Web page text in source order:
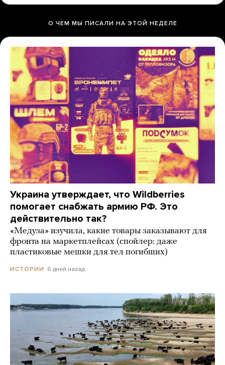
О ЧЕМ МЫ ПИСАЛИ НА ЭТОЙ НЕДЕЛЕ
Украина утверждает, что Wildberries
помогает снабжать армию РФ. Это
действительно так?
«Медуза» изучила, какие товары заказывают для
фронта на маркетплейсах (спойлер: даже
пластиковые мешки для тел погибших)
ИСТОРИИ 6 дней назад